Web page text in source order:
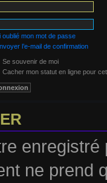
oublié mon mot de passe
l’e-mail de confirmation
Se souvenir de moi
Cacher mon statut en ligne pour
ne prend